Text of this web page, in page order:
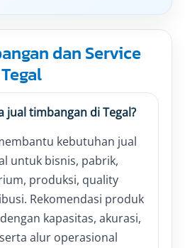
dan Service
jual timbangan di Tegal?
kebutuhan jual
untuk bisnis, pabrik,
produksi, quality
Rekomendasi produk
kapasitas, akurasi,
alur operasional